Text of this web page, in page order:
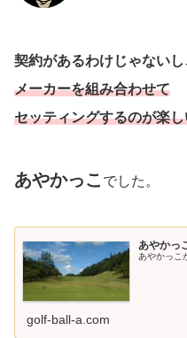
契約があるわけじゃないし
メーカーを組み合わせて
セッティングするのが楽し
あやかっこ でした。
あやかっ
あやかっこ
golf-ball-a.com